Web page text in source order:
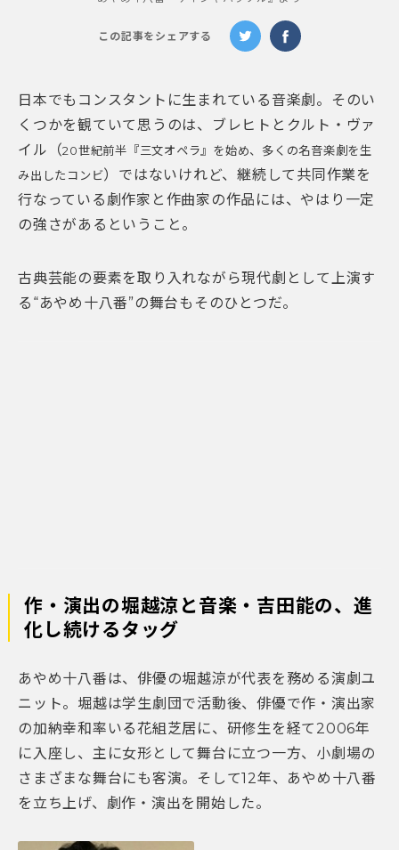
この記事をシェアする
日本でもコンスタントに生まれている音楽劇。そのい
くつかを観ていて思うのは、ブレヒトとクルト・ヴァ
イル（20世紀前半『三文オペラ』を始め、多くの名音楽劇を生
み出したコンビ）ではないけれど、継続して共同作業を
行なっている劇作家と作曲家の作品には、やはり一定
の強さがあるということ。
古典芸能の要素を取り入れながら現代劇として上演す
る“あやめ十八番”の舞台もそのひとつだ。
作・演出の堀越涼と音楽・吉田能の、進
化し続けるタッグ
あやめ十八番は、俳優の堀越涼が代表を務める演劇ユ
ニット。堀越は学生劇団で活動後、俳優で作・演出家
の加納幸和率いる花組芝居に、研修生を経て2006年
に入座し、主に女形として舞台に立つ一方、小劇場の
さまざまな舞台にも客演。そして12年、あやめ十八番
を立ち上げ、劇作・演出を開始した。